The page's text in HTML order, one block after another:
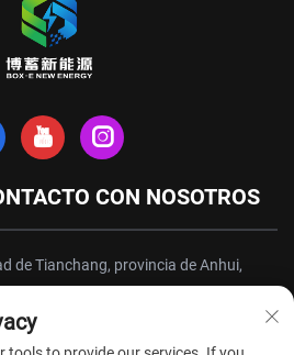
CON NOSOTROS
de Tianchang, provincia de Anhui,